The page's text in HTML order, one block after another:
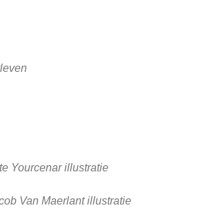
Yourcenar illustratie
Van Maerlant illustratie